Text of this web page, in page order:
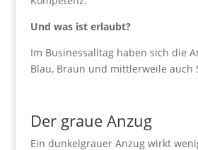
Und was ist erlaubt?
Im Businessalltag haben sich die
Blau, Braun und mittlerweile auch
Der graue Anzug
Ein dunkelgrauer Anzug wirkt